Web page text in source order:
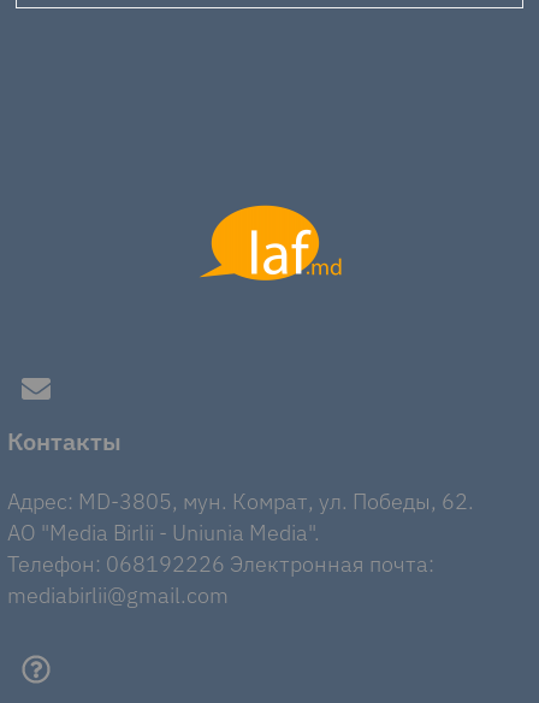
Контакты
Адрес: MD-3805, мун. Комрат, ул. Победы, 62.
AO "Media Birlii - Uniunia Media".
Телефон: 068192226 Электронная почта:
mediabirlii@gmail.com